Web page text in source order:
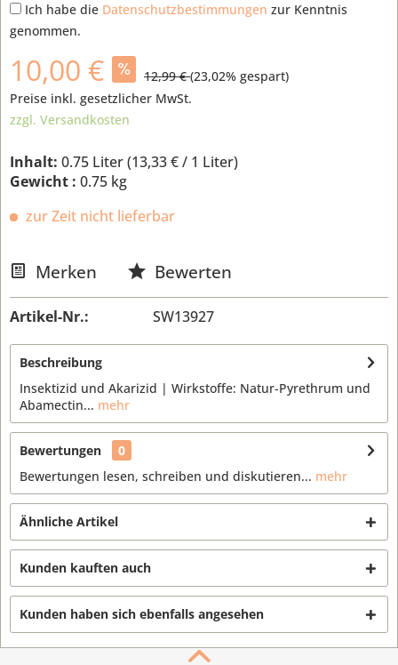
Ich habe die Datenschutzbestimmungen zur Kenntnis
genommen.
10,00 € 12,99 €(23,02% gespart)
Preise inkl. gesetzlicher MwSt.
zzgl. Versandkosten
Inhalt: 0.75 Liter (13,33 €/ 1 Liter)
Gewicht : 0.75 kg
zur Zeit nicht lieferbar
Merken Bewerten
Artikel-Nr.: SW13927
Beschreibung
Insektizid und Akarizid | Wirkstoffe: Natur-Pyrethrum und
Abamectin... mehr
Bewertungen
0
Bewertungen lesen, schreiben und diskutieren... mehr
Ähnliche Artikel
Kunden kauften auch
Kunden haben sich ebenfalls angesehen